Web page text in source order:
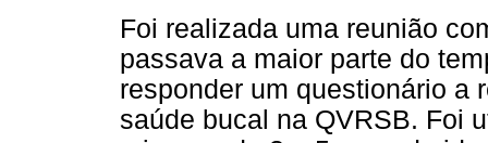
Foi realizada uma reunião
passava a maior parte do
responder um questionário a
saúde bucal na QVRSB. Foi